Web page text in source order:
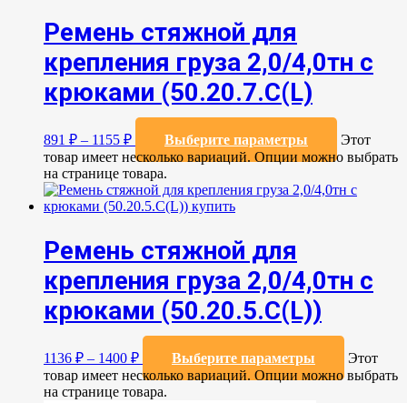
Ремень стяжной для
крепления груза 2,0/4,0тн с
крюками (50.20.7.C(L)
891 ₽ – 1155 ₽ Выберите параметры
Этот
товар имеет несколько вариаций. Опции можно выбрать
на странице товара.
Ремень стяжной для
крепления груза 2,0/4,0тн с
крюками (50.20.5.C(L))
1136 ₽ – 1400 ₽ Выберите параметры
Этот
товар имеет несколько вариаций. Опции можно выбрать
на странице товара.